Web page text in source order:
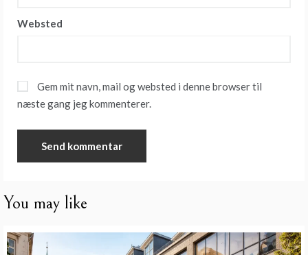
Websted
Gem mit navn, mail og websted i denne browser til
næste gang jeg kommenterer.
You may like